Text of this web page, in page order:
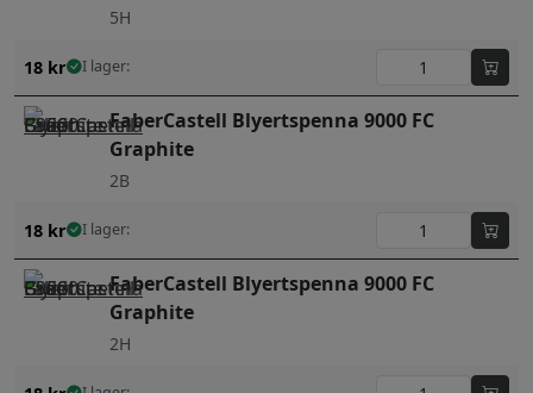
5H
18 kr I lager:
FaberCastell Blyertspenna 9000 FC
Graphite
2B
18 kr I lager:
FaberCastell Blyertspenna 9000 FC
Graphite
2H